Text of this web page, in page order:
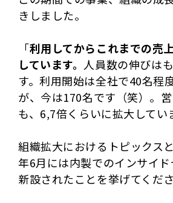
きしました。
「利用してからこれまでの売
しています。 人員数の伸びは
す。利用開始は全社で40名程
が、今は170名です（笑）。
も、6,7倍くらいに拡大してい
組織拡大におけるトピックス
年6月には内製でのインサイ
新設されたことを挙げてくだ